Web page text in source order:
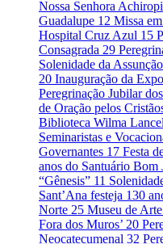
Nossa Senhora
Guadalupe 12 Missa
Hospital Cruz Azul 15
Consagrada 29
Solenidade da
20 Inauguração da
Peregrinação Jubilar
de Oração pelos
Biblioteca Wilma
Seminaristas e
Governantes 17 Festa
anos do Santuário Bom
“Gênesis” 11
Sant’Ana festeja 130
Norte 25 Museu de
Fora dos Muros’ 20
Neocatecumenal 32